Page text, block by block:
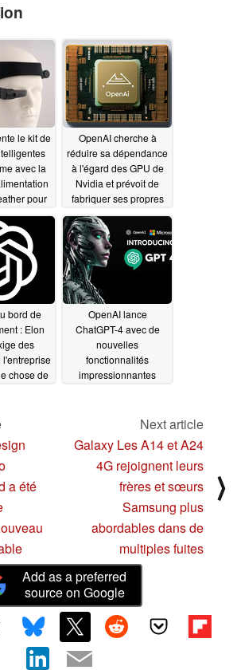
le kit de
avec la
pour
dans
08/13/2024
OpenAI cherche à
réduire sa dépendance
à l'égard des GPU de
Nvidia et prévoit de
fabriquer ses propres
puces d'IA chez TSMC
01/25/2024
bord de
: Elon
des
l'entreprise
chose de
OpenAI lance
ChatGPT-4 avec de
nouvelles
fonctionnalités
impressionnantes
a été
Next article
Galaxy Les A14 et A24
4G rejoignent leurs
frères et sœurs
Samsung plus
abordables dans de
multiples fuites
⟩
Add as a preferred
source on Google